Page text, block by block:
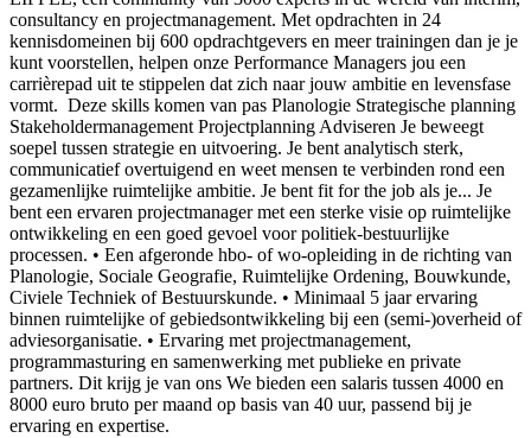
consultancy en projectmanagement. Met opdrachten in 24
kennisdomeinen bij 600 opdrachtgevers en meer trainingen dan je je
kunt voorstellen, helpen onze Performance Managers jou een
carrièrepad uit te stippelen dat zich naar jouw ambitie en levensfase
vormt. Deze skills komen van pas Planologie Strategische planning
Stakeholdermanagement Projectplanning Adviseren Je beweegt
soepel tussen strategie en uitvoering. Je bent analytisch sterk,
communicatief overtuigend en weet mensen te verbinden rond een
gezamenlijke ruimtelijke ambitie. Je bent fit for the job als je... Je
bent een ervaren projectmanager met een sterke visie op ruimtelijke
ontwikkeling en een goed gevoel voor politiek-bestuurlijke
processen. • Een afgeronde hbo- of wo-opleiding in de richting van
Planologie, Sociale Geografie, Ruimtelijke Ordening, Bouwkunde,
Civiele Techniek of Bestuurskunde. • Minimaal 5 jaar ervaring
binnen ruimtelijke of gebiedsontwikkeling bij een (semi-)overheid of
adviesorganisatie. • Ervaring met projectmanagement,
programmasturing en samenwerking met publieke en private
partners. Dit krijg je van ons We bieden een salaris tussen 4000 en
8000 euro bruto per maand op basis van 40 uur, passend bij je
ervaring en expertise.